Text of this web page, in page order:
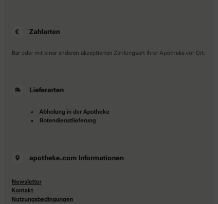
Zahlarten
Bar oder mit einer anderen akzeptierten Zahlungsart Ihrer Apotheke vor Ort.
Lieferarten
Abholung in der Apotheke
Botendienstlieferung
apotheke.com Informationen
Newsletter
Kontakt
Nutzungsbedingungen